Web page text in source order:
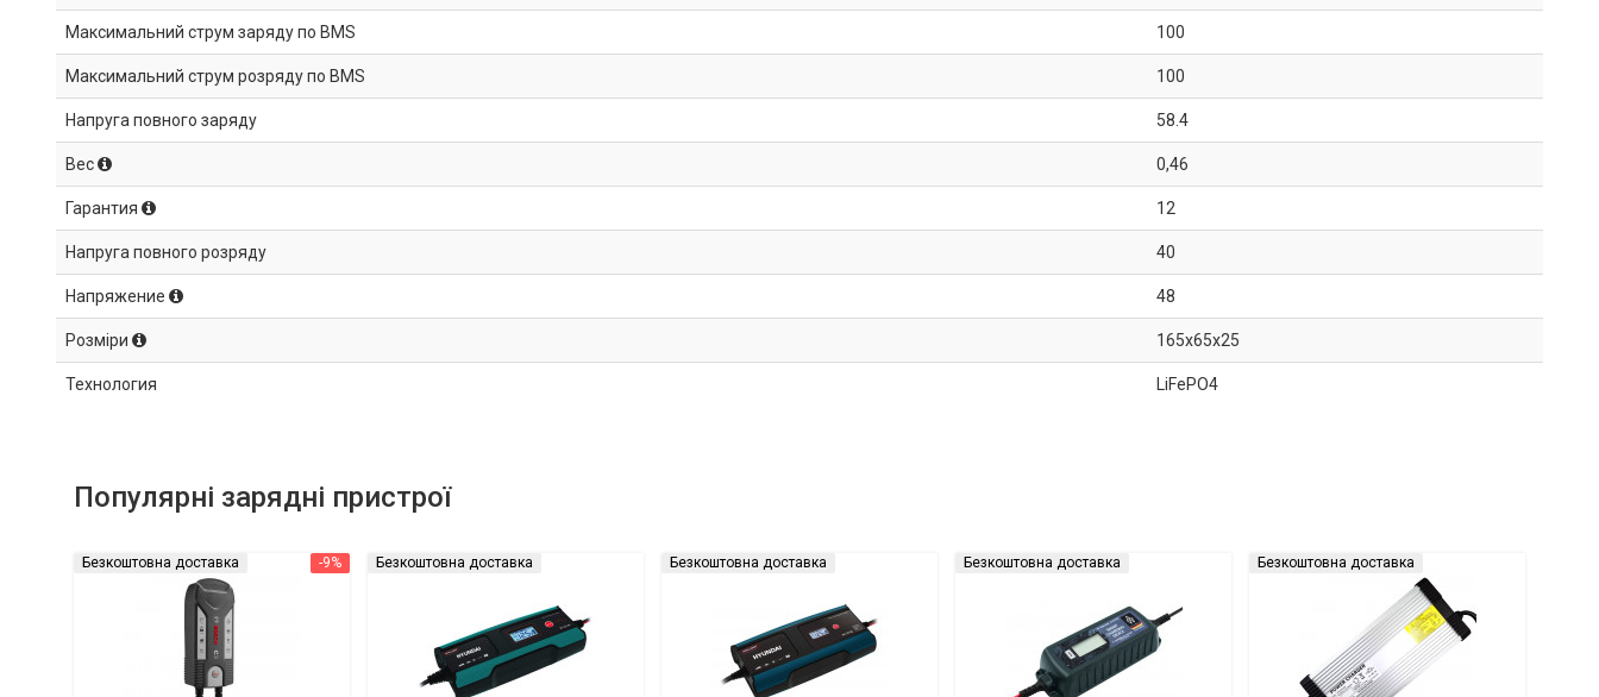
Максимальний струм заряду по BMS 100
Максимальний струм розряду по BMS 100
Напруга повного заряду 58.4
Вес 0,46
Гарантия 12
Напруга повного розряду 40
Напряжение 48
Розміри 165x65x25
Технология LiFePO4
Популярні зарядні пристрої
-9%
Безкоштовна доставка Безкоштовна доставка Безкоштовна доставка Безкоштовна доставка Безкоштовна доставка